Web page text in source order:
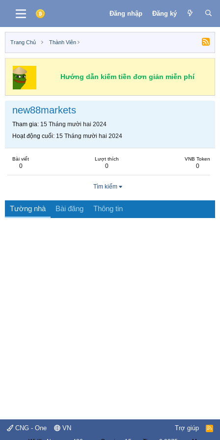
Đăng nhập Đăng ký
Trang Chủ Thành Viên
Hướng dẫn kiếm tiền đơn giản miễn phí
new88markets
Tham gia 15 Tháng mười hai 2024
Hoạt động cuối 15 Tháng mười hai 2024
Bài viết
0
Lượt thích
0
VNB Token
0
Tìm kiếm
Tường nhà Bài đăng Thông tin
CNG - One VN Trợ giúp
R